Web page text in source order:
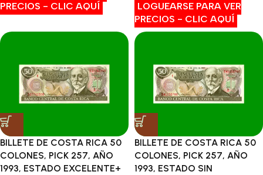
PRECIOS - CLIC AQUÍ
LOGUEARSE PARA VER
PRECIOS - CLIC AQUÍ
BILLETE DE COSTA RICA 50
COLONES, PICK 257, AÑO
1993, ESTADO EXCELENTE+
BILLETE DE COSTA RICA 50
COLONES, PICK 257, AÑO
1993, ESTADO SIN